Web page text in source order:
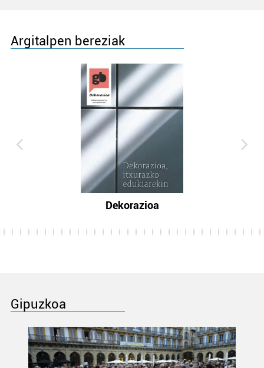
Argitalpen bereziak
Dekorazioa
Gipuzkoa